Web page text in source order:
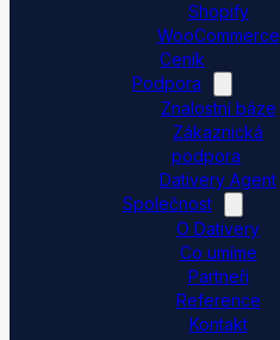
Shopify
WooCommerce
Ceník
Podpora
Znalostní báze
Zákaznická
podpora
Dativery Agent
Společnost
O Dativery
Co umíme
Partneři
Reference
Kontakt